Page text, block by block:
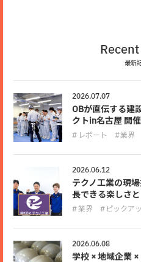
最新
2026.07.07
OBが直伝する建
クトin名古屋 開
レポート 業界
2026.06.12
テクノ工業の現
長できる楽しさ
業界 ピックア
2026.06.08
学校 × 地域企業